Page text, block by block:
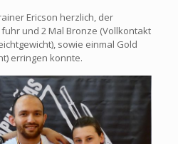
Ericson herzlich, der
und 2 Mal Bronze (Vollkontakt
sowie einmal Gold
erringen konnte.